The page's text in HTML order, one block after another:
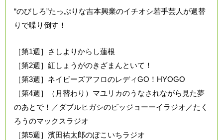
“のびしろ”たっぷりな吉本興業のイチオシ若手芸人が週替
りで喋り倒す！
［第1週］さしよりからし蓮根
［第2週］紅しょうがのきざまんといて！
［第3週］ネイビーズアフロのレディGO！HYOGO
［第4週］（月替わり）マユリカのうなされながら見た夢
のあとで！／ダブルヒガシのビッジョーーイラジオ／たく
ろうのマックスラジオ
［第5週］濱田祐太郎のぽこいちラジオ